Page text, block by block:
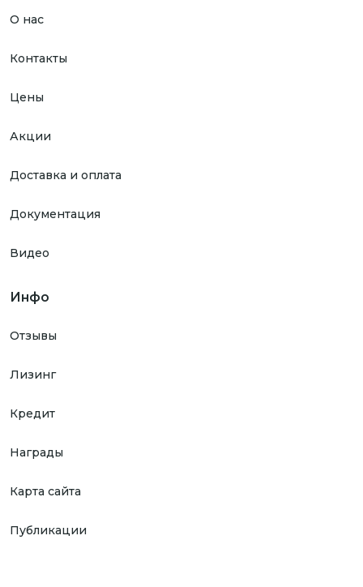
О нас
Контакты
Цены
Акции
Доставка и оплата
Документация
Видео
Инфо
Отзывы
Лизинг
Кредит
Награды
Карта сайта
Публикации